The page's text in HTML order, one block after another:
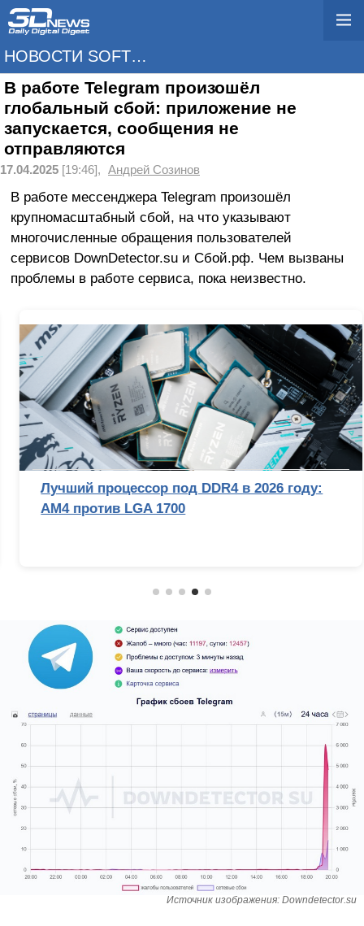
НОВОСТИ SOFTWARE
В работе Telegram произошёл
глобальный сбой: приложение не
запускается, сообщения не
отправляются
17.04.2025 [19:46], Андрей Созинов
В работе мессенджера Telegram произошёл
крупномасштабный сбой, на что указывают
многочисленные обращения пользователей
сервисов DownDetector.su и Сбой.рф. Чем вызваны
проблемы в работе сервиса, пока неизвестно.
Лучший процессор под DDR4 в 2026 году:
AM4 против LGA 1700
Источник изображения: Downdetector.su